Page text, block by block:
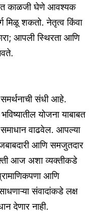
काळजी घेणे आवश्यक
मिळू शकतो. नेतृत्व किंवा
आपली स्थिरता आणि
संधी आहे.
योजना याबाबत
वाढवेल. आपल्या
आणि समजुतदार
आज अशा व्यक्तीकडे
आणि
संवादांकडे लक्ष
देणार नाही.